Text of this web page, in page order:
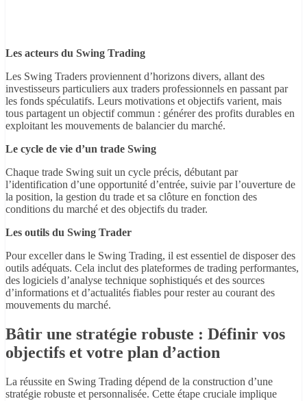
Les acteurs du Swing Trading
Les Swing Traders proviennent d’horizons divers, allant des
investisseurs particuliers aux traders professionnels en passant par
les fonds spéculatifs. Leurs motivations et objectifs varient, mais
tous partagent un objectif commun : générer des profits durables en
exploitant les mouvements de balancier du marché.
Le cycle de vie d’un trade Swing
Chaque trade Swing suit un cycle précis, débutant par
l’identification d’une opportunité d’entrée, suivie par l’ouverture de
la position, la gestion du trade et sa clôture en fonction des
conditions du marché et des objectifs du trader.
Les outils du Swing Trader
Pour exceller dans le Swing Trading, il est essentiel de disposer des
outils adéquats. Cela inclut des plateformes de trading performantes,
des logiciels d’analyse technique sophistiqués et des sources
d’informations et d’actualités fiables pour rester au courant des
mouvements du marché.
Bâtir une stratégie robuste : Définir vos
objectifs et votre plan d’action
La réussite en Swing Trading dépend de la construction d’une
stratégie robuste et personnalisée. Cette étape cruciale implique